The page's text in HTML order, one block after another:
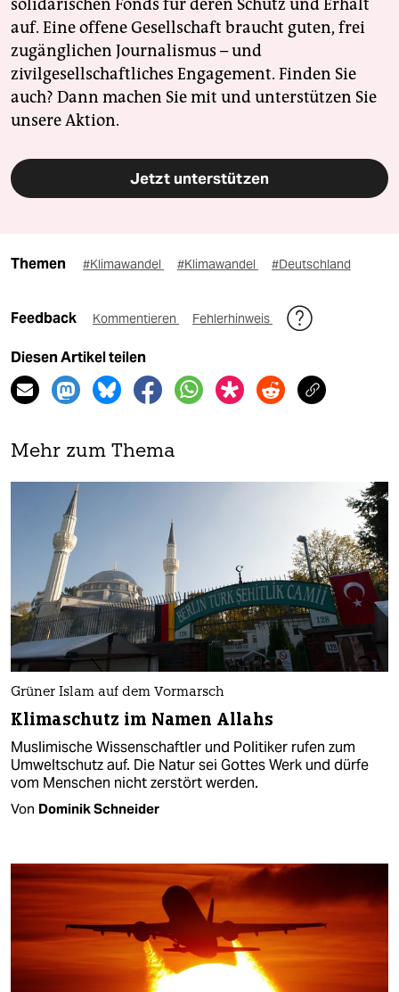
solidarischen Fonds für deren Schutz und Erhalt
auf. Eine offene Gesellschaft braucht guten, frei
zugänglichen Journalismus – und
zivilgesellschaftliches Engagement. Finden Sie
auch? Dann machen Sie mit und unterstützen Sie
unsere Aktion.
Jetzt unterstützen
Themen #Klimawandel #Klimawandel #Deutschland
Feedback Kommentieren Fehlerhinweis
Diesen Artikel teilen
Mehr zum Thema
Grüner Islam auf dem Vormarsch
Klimaschutz im Namen Allahs
Muslimische Wissenschaftler und Politiker rufen zum
Umweltschutz auf. Die Natur sei Gottes Werk und dürfe
vom Menschen nicht zerstört werden.
Von Dominik Schneider